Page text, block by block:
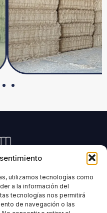
utilizamos tecnologías como
a la información del
tecnologías nos permitirá
de navegación o las
el prensado de todo tipo